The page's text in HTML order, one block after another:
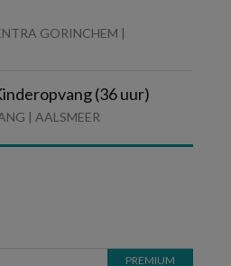
GORINCHEM |
(36 uur)
| AALSMEER